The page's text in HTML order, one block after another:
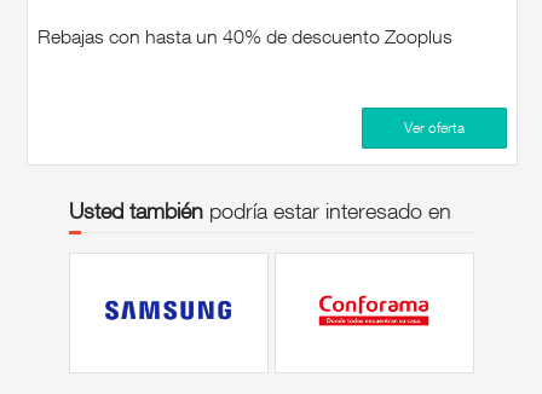
Rebajas con hasta un 40% de descuento Zooplus
Ver oferta
Usted tambiénpodría estar interesado en